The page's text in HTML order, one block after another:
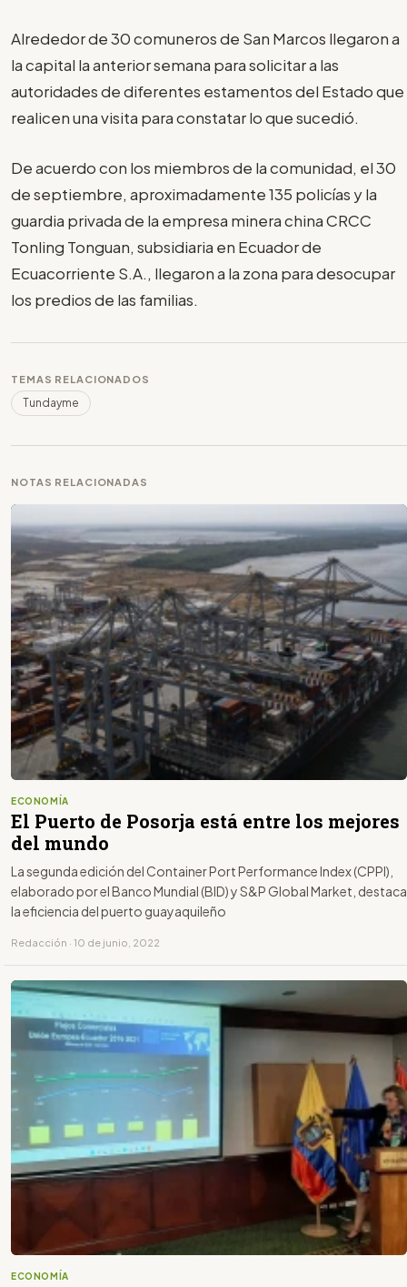
Alrededor de 30 comuneros de San Marcos llegaron a
la capital la anterior semana para solicitar a las
autoridades de diferentes estamentos del Estado que
realicen una visita para constatar lo que sucedió.
De acuerdo con los miembros de la comunidad, el 30
de septiembre, aproximadamente 135 policías y la
guardia privada de la empresa minera china CRCC
Tonling Tonguan, subsidiaria en Ecuador de
Ecuacorriente S.A., llegaron a la zona para desocupar
los predios de las familias.
TEMAS RELACIONADOS
Tundayme
NOTAS RELACIONADAS
ECONOMÍA
El Puerto de Posorja está entre los mejores
del mundo
La segunda edición del Container Port Performance Index (CPPI),
elaborado por el Banco Mundial (BID) y S&P Global Market, destaca
la eficiencia del puerto guayaquileño
Redacción · 10 de junio, 2022
ECONOMÍA